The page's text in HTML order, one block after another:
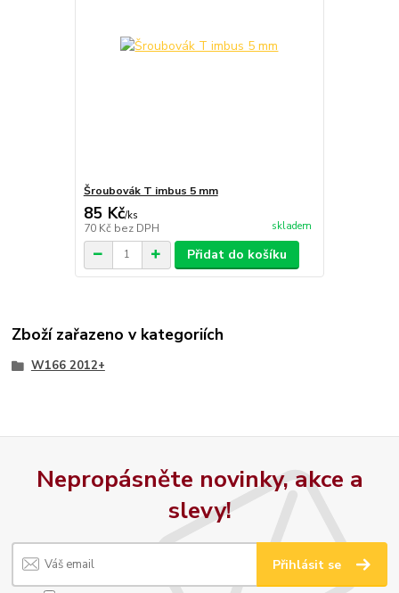
Šroubovák T imbus 5 mm
85 Kč/ks
70 Kč bez DPH skladem
Přidat do košíku
Zboží zařazeno v kategoriích
W166 2012+
Nepropásněte novinky, akce a
slevy!
Přihlásit se